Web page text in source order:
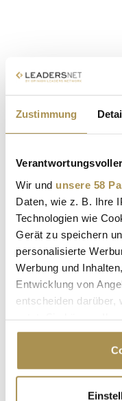
Zustimmung
Wir und unsere 58
Daten, wie z. B. Ihre
Technologien wie
Gerät zu speichern
personalisierte
Werbung und
Entwicklung von
entscheiden darüber,
Cookie-Erklärung
Trigger Symbol